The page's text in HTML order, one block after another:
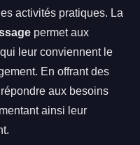
activités pratiques. La
permet aux
leur conviennent le
En offrant des
aux besoins
ainsi leur